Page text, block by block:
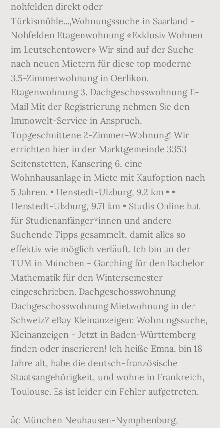
nohfelden direkt oder
Türkismühle...,Wohnungssuche in Saarland -
Nohfelden Etagenwohnung «Exklusiv Wohnen
im Leutschentower» Wir sind auf der Suche
nach neuen Mietern für diese top moderne
3.5-Zimmerwohnung in Oerlikon.
Etagenwohnung 3. Dachgeschosswohnung E-
Mail Mit der Registrierung nehmen Sie den
Immowelt-Service in Anspruch.
Topgeschnittene 2-Zimmer-Wohnung! Wir
errichten hier in der Marktgemeinde 3353
Seitenstetten, Kansering 6, eine
Wohnhausanlage in Miete mit Kaufoption nach
5 Jahren. • Henstedt-Ulzburg, 9.2 km • •
Henstedt-Ulzburg, 9.71 km • Studis Online hat
für Studienanfänger*innen und andere
Suchende Tipps gesammelt, damit alles so
effektiv wie möglich verläuft. Ich bin an der
TUM in München - Garching für den Bachelor
Mathematik für den Wintersemester
eingeschrieben. Dachgeschosswohnung
Dachgeschosswohnung Mietwohnung in der
Schweiz? eBay Kleinanzeigen: Wohnungssuche,
Kleinanzeigen - Jetzt in Baden-Württemberg
finden oder inserieren! Ich heiße Emna, bin 18
Jahre alt, habe die deutsch-französische
Staatsangehörigkeit, und wohne in Frankreich,
Toulouse. Es ist leider ein Fehler aufgetreten.
â¢ München Neuhausen-Nymphenburg,